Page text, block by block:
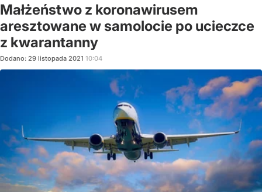
Małżeństwo z koronawirusem
aresztowane w samolocie po ucieczce
z kwarantanny
Dodano: 29 listopada 2021 10:04